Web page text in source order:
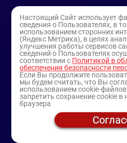
© 1994-2025
— торговая
Настоящий Сайт использует
сведения о Пользователях, в
использованием сторонних
(Яндекс Метрика), в целях
улучшения работы сервисов
сведений о Пользователях
соответствии с Политикой в
обеспечения безопасности
Если Вы продолжите
мы будем считать, что Вы
использованием cookie-
запретить сохранение cookie в
браузера